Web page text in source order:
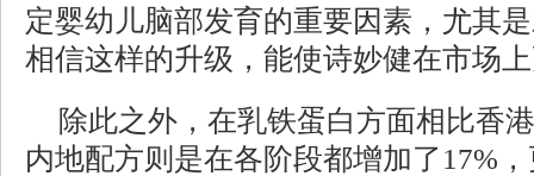
定婴幼儿脑部发育的重要因素，尤其
相信这样的升级，能使诗妙健在市场
除此之外，在乳铁蛋白方面相比香
内地配方则是在各阶段都增加了17%